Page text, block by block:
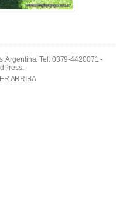
Argentina. Tel: 0379-4420071 -
.
ARRIBA